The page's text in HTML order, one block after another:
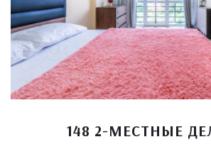
148 2-МЕСТНЫЕ